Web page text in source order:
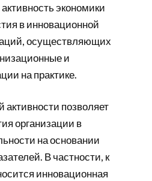
экономики
в инновационной
осуществляющих
и
на практике.
позволяет
организации в
на основании
В частности, к
инновационная